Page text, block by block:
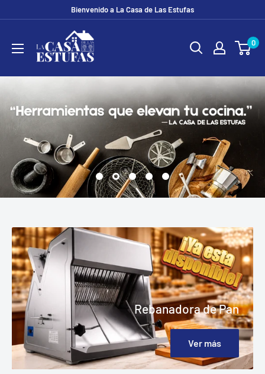
Bienvenido a La Casa de Las Estufas
Casa
Estufas
0
Rebanadora de Pan
Ver más